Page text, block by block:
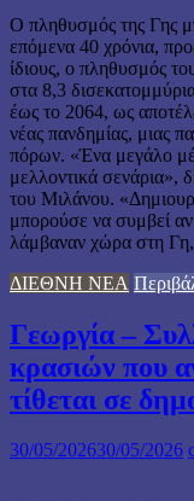
Ο πληθυσμός της Γης
επόμενα 40 χρόνια,
ίδιους, ο πληθυσμός
στα 8,3
έως το 2064, ως
νέας πανδημίας, μιας
πόρων. «Ένα μεγάλο
μελλοντικά σενάρια»,
του Μιλάνου.
μπορούσε να συμβεί αν
λάμβαναν χώρα στη
ΔΙΕΘΝΗ ΝΕΑ
Γεωργία –
κρασιών που
τίθεται σε
30/05/202630/05/2026